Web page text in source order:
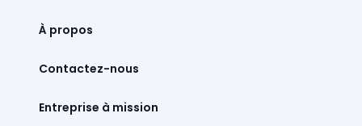
À propos
Contactez-nous
Entreprise à mission